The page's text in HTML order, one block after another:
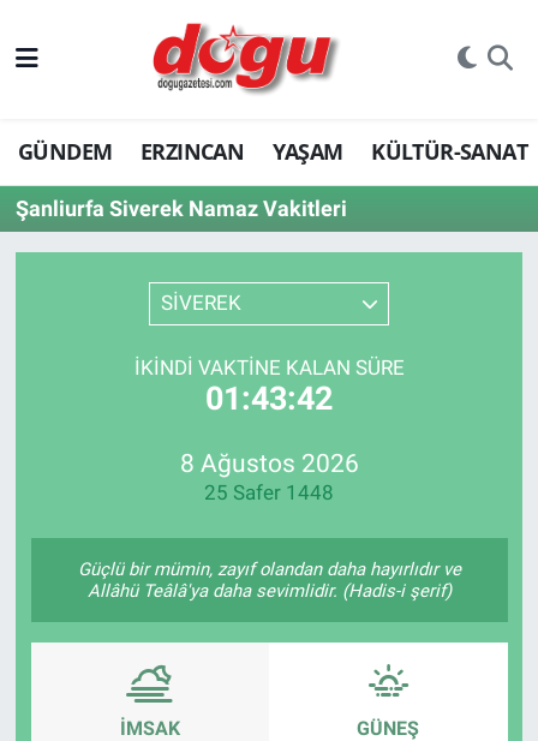
GÜNDEM ERZINCAN YAŞAM KÜLTÜR-SANAT
Şanliurfa Siverek Namaz Vakitleri
SİVEREK
İKINDI VAKTINE KALAN SÜRE
01:43:42
8 Ağustos 2026
25 Safer 1448
Güçlü bir mümin, zayıf olandan daha hayırlıdır ve
Allâhü Teâlâ'ya daha sevimlidir. (Hadis-i şerif)
İMSAK GÜNEŞ
ERZINCAN
GÜNDEM
ERZİNCAN FOTOĞRAFLARI
Bilim, teknoloji
KÜLTÜR-SANAT
Yerel Haber
Politika